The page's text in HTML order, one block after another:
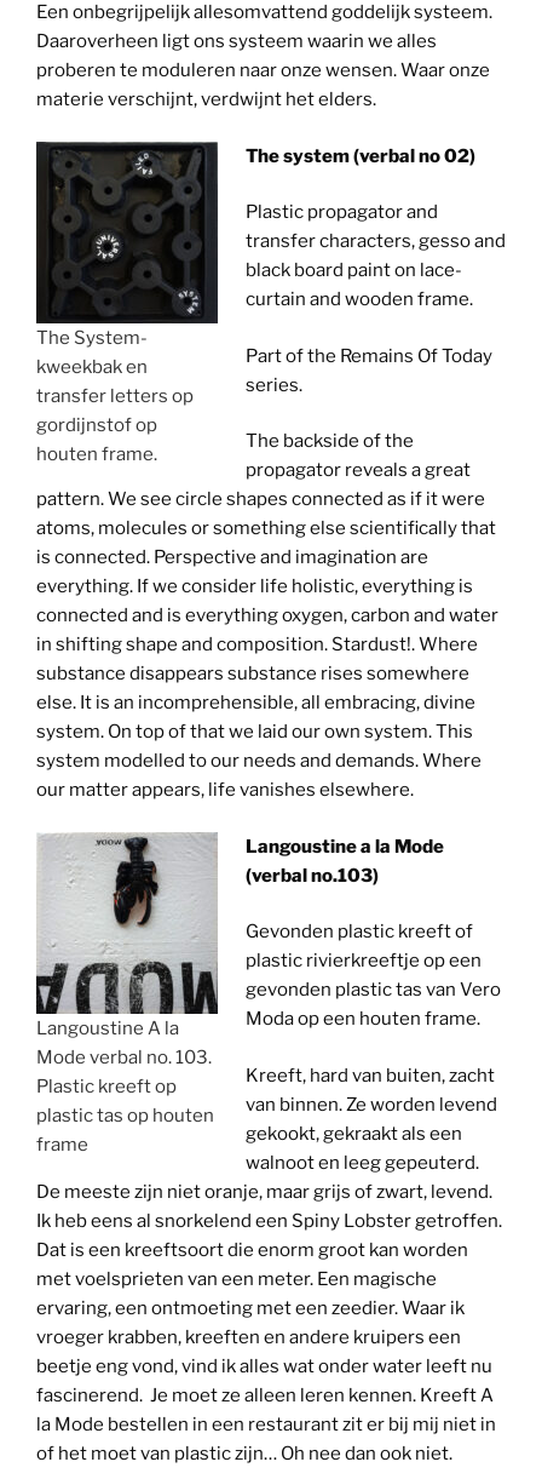
Een onbegrijpelijk allesomvattend goddelijk systeem.
Daaroverheen ligt ons systeem waarin we alles
proberen te moduleren naar onze wensen. Waar onze
materie verschijnt, verdwijnt het elders.
The System-
kweekbak en
transfer letters op
gordijnstof op
houten frame.
The system (verbal no 02)
Plastic propagator and
transfer characters, gesso and
black board paint on lace-
curtain and wooden frame.
Part of the Remains Of Today
series.
The backside of the
propagator reveals a great
pattern. We see circle shapes connected as if it were
atoms, molecules or something else scientifically that
is connected. Perspective and imagination are
everything. If we consider life holistic, everything is
connected and is everything oxygen, carbon and water
in shifting shape and composition. Stardust!. Where
substance disappears substance rises somewhere
else. It is an incomprehensible, all embracing, divine
system. On top of that we laid our own system. This
system modelled to our needs and demands. Where
our matter appears, life vanishes elsewhere.
Langoustine A la
Mode verbal no. 103.
Plastic kreeft op
plastic tas op houten
frame
Langoustine a la Mode
(verbal no.103)
Gevonden plastic kreeft of
plastic rivierkreeftje op een
gevonden plastic tas van Vero
Moda op een houten frame.
Kreeft, hard van buiten, zacht
van binnen. Ze worden levend
gekookt, gekraakt als een
walnoot en leeg gepeuterd.
De meeste zijn niet oranje, maar grijs of zwart, levend.
Ik heb eens al snorkelend een Spiny Lobster getroffen.
Dat is een kreeftsoort die enorm groot kan worden
met voelsprieten van een meter. Een magische
ervaring, een ontmoeting met een zeedier. Waar ik
vroeger krabben, kreeften en andere kruipers een
beetje eng vond, vind ik alles wat onder water leeft nu
fascinerend. Je moet ze alleen leren kennen. Kreeft A
la Mode bestellen in een restaurant zit er bij mij niet in
of het moet van plastic zijn… Oh nee dan ook niet.